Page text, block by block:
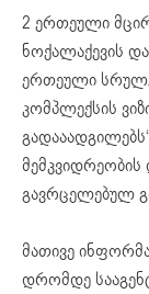
2 ერთეული
ნოქალაქევის
ერთეული
კომპლექსის
გავრცელებულ
მათივე
დრომდე